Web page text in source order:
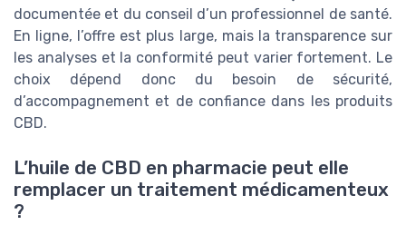
documentée et du conseil d’un professionnel de santé.
En ligne, l’offre est plus large, mais la transparence sur
les analyses et la conformité peut varier fortement. Le
choix dépend donc du besoin de sécurité,
d’accompagnement et de confiance dans les produits
CBD.
L’huile de CBD en pharmacie peut elle
remplacer un traitement médicamenteux
?